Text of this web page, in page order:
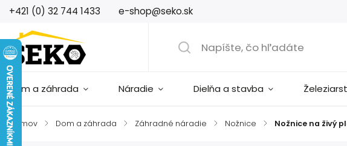
+421 (0) 32 744 1433 e-shop@seko.sk
Dom a záhrada Náradie Dielňa a stavba
Domov / Dom a záhrada / Záhradné náradie / Nožnice / Nožnice na živý